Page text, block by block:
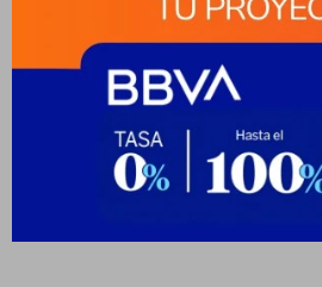
éste y no serán necesariamente
venta utilizados por las empresas, tales
venta telefónica, catálogos u otros. Las
modificar cualquier información
incluyendo las relacionadas con
existencias y condiciones, en cualquier
aviso, hasta el momento de recibir una